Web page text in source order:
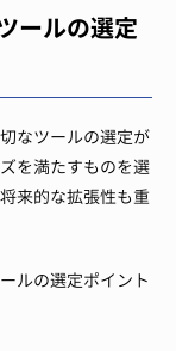
ールの選定
なツールの選定が
を満たすものを選
来的な拡張性も重
ルの選定ポイント